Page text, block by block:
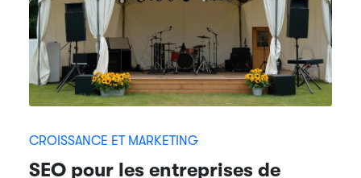
CROISSANCE ET MARKETING
SEO pour les entreprises de